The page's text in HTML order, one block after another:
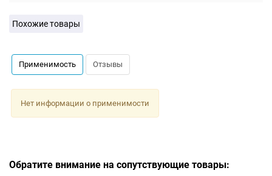
Похожие товары
Применимость Отзывы
Нет информации о применимости
Обратите внимание на сопутствующие товары: